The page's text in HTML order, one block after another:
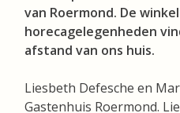
van Roermond. De
horecagelegenheden
afstand van ons huis.
Liesbeth Defesche en
Gastenhuis Roermond.